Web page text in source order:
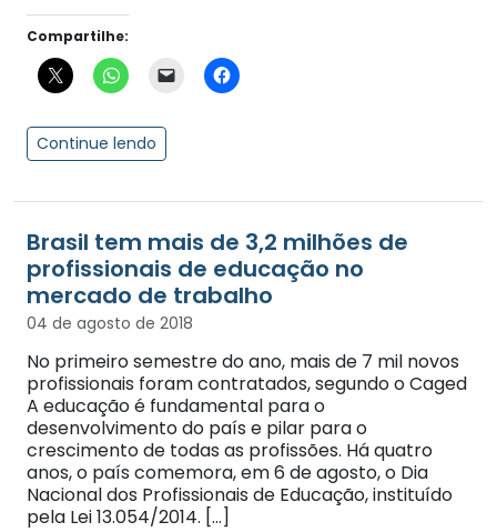
Compartilhe:
Continue lendo
Brasil tem mais de 3,2 milhões de
profissionais de educação no
mercado de trabalho
04 de agosto de 2018
No primeiro semestre do ano, mais de 7 mil novos
profissionais foram contratados, segundo o Caged
A educação é fundamental para o
desenvolvimento do país e pilar para o
crescimento de todas as profissões. Há quatro
anos, o país comemora, em 6 de agosto, o Dia
Nacional dos Profissionais de Educação, instituído
pela Lei 13.054/2014. […]